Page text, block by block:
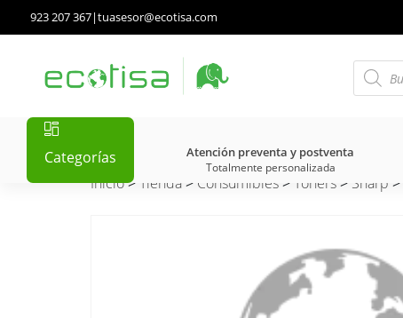
923 207 367|tuasesor@ecotisa.com
Categorías Atención preventa y postventa
Totalmente personalizada
Inicio> Tienda> Consumibles> Tóners> Sharp >